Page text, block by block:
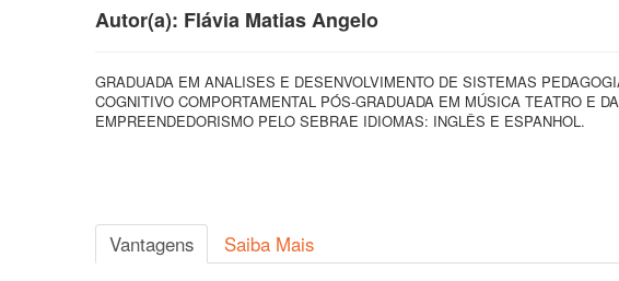
Autor(a): Flávia Matias Angelo
GRADUADA EM ANALISES E DESENVOLVIMENTO DE SISTEMAS
COGNITIVO COMPORTAMENTAL PÓS-GRADUADA EM MÚSICA TEATRO E
EMPREENDEDORISMO PELO SEBRAE IDIOMAS: INGLÊS E ESPANHOL.
Vantagens Saiba Mais